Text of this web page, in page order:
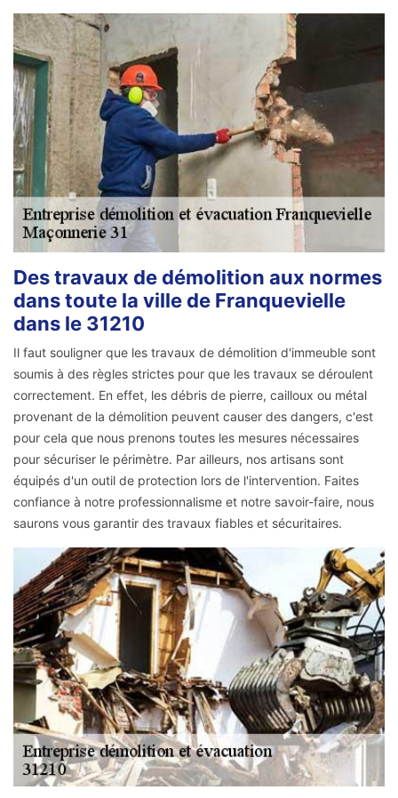
Des travaux de démolition aux normes
dans toute la ville de Franquevielle
dans le 31210
Il faut souligner que les travaux de démolition d'immeuble sont
soumis à des règles strictes pour que les travaux se déroulent
correctement. En effet, les débris de pierre, cailloux ou métal
provenant de la démolition peuvent causer des dangers, c'est
pour cela que nous prenons toutes les mesures nécessaires
pour sécuriser le périmètre. Par ailleurs, nos artisans sont
équipés d'un outil de protection lors de l'intervention. Faites
confiance à notre professionnalisme et notre savoir-faire, nous
saurons vous garantir des travaux fiables et sécuritaires.